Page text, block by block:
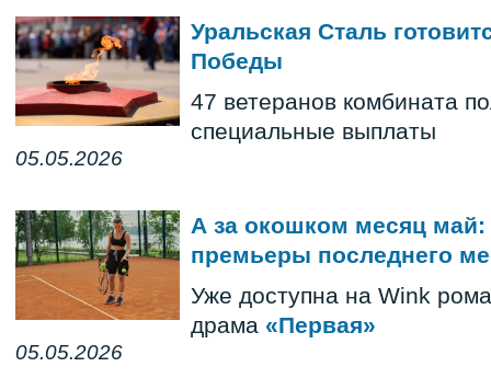
Уральская Сталь
Победы
47 ветеранов комбината
специальные выплаты
05.05.2026
А за окошком месяц май:
премьеры последнего
Уже доступна на Wink
драма «Первая»
05.05.2026